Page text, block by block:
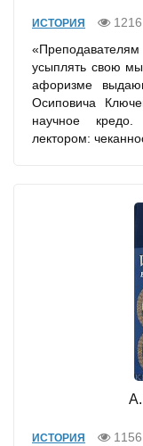
ИСТОРИЯ
1216
усыплять свою
афоризме
Осиповича
научное
лектором:
ИСТОРИЯ
1156